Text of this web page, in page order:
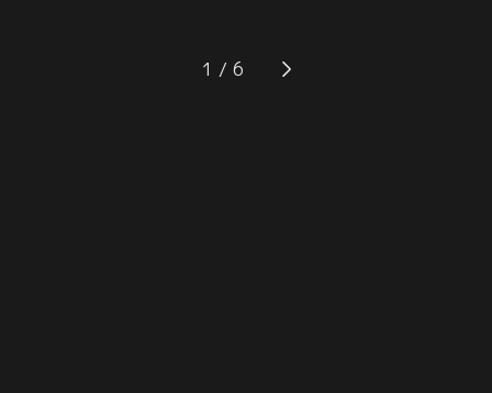
なく、代用の材料を選び出した機転
と知識に感心し、チャングムの落第
る。食材の管理を怠った罰として退
膳間への出入りを禁じられたミン尚
1